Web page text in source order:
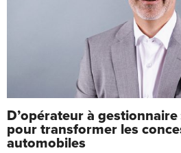
D’opérateur à
pour transformer les
automobiles